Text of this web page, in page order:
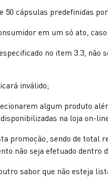
50 cápsulas predefinidas
em um só ato,
no item 3.3,
inválido;
algum produto
na loja on-
promoção, sendo de total
não seja efetuado dentro
sabor que não esteja